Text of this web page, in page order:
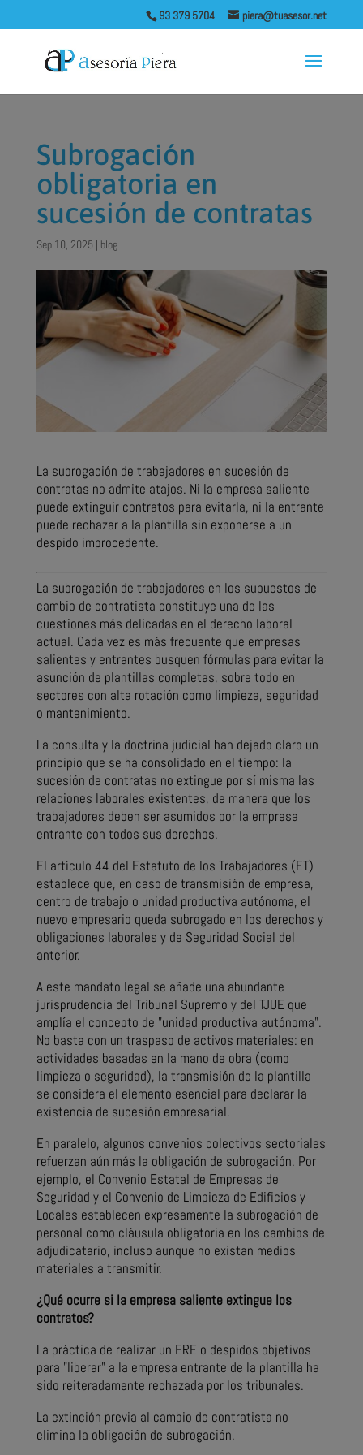
93 379 5704 piera@tuasesor.net
Subrogación
obligatoria en
sucesión de contratas
Sep 10, 2025 | blog
La subrogación de trabajadores en sucesión de
contratas no admite atajos. Ni la empresa saliente
puede extinguir contratos para evitarla, ni la entrante
puede rechazar a la plantilla sin exponerse a un
despido improcedente.
La subrogación de trabajadores en los supuestos de
cambio de contratista constituye una de las
cuestiones más delicadas en el derecho laboral
actual. Cada vez es más frecuente que empresas
salientes y entrantes busquen fórmulas para evitar la
asunción de plantillas completas, sobre todo en
sectores con alta rotación como limpieza, seguridad
o mantenimiento.
La consulta y la doctrina judicial han dejado claro un
principio que se ha consolidado en el tiempo: la
sucesión de contratas no extingue por sí misma las
relaciones laborales existentes, de manera que los
trabajadores deben ser asumidos por la empresa
entrante con todos sus derechos.
El artículo 44 del Estatuto de los Trabajadores (ET)
establece que, en caso de transmisión de empresa,
centro de trabajo o unidad productiva autónoma, el
nuevo empresario queda subrogado en los derechos y
obligaciones laborales y de Seguridad Social del
anterior.
A este mandato legal se añade una abundante
jurisprudencia del Tribunal Supremo y del TJUE que
amplía el concepto de "unidad productiva autónoma".
No basta con un traspaso de activos materiales: en
actividades basadas en la mano de obra (como
limpieza o seguridad), la transmisión de la plantilla
se considera el elemento esencial para declarar la
existencia de sucesión empresarial.
En paralelo, algunos convenios colectivos sectoriales
refuerzan aún más la obligación de subrogación. Por
ejemplo, el Convenio Estatal de Empresas de
Seguridad y el Convenio de Limpieza de Edificios y
Locales establecen expresamente la subrogación de
personal como cláusula obligatoria en los cambios de
adjudicatario, incluso aunque no existan medios
materiales a transmitir.
¿Qué ocurre si la empresa saliente extingue los
contratos?
La práctica de realizar un ERE o despidos objetivos
para "liberar" a la empresa entrante de la plantilla ha
sido reiteradamente rechazada por los tribunales.
La extinción previa al cambio de contratista no
elimina la obligación de subrogación.